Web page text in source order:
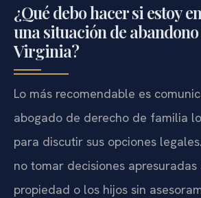
¿Qué debo hacer si estoy
una situación de
Virginia?
Lo más recomendable es
abogado de derecho de familia
para discutir sus opciones
no tomar decisiones apresuradas
propiedad o los hijos sin